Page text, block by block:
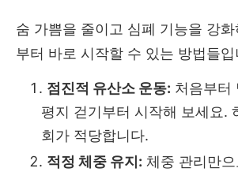
숨 가쁨을 줄이고 심폐 기능을 강
부터 바로 시작할 수 있는 방법들입
점진적 유산소 운동: 처음부터
평지 걷기부터 시작해 보세요.
회가 적당합니다.
적정 체중 유지: 체중 관리만